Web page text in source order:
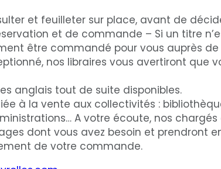
et feuilleter sur place, avant de
et de commande – Si un titre
être commandé pour vous auprès de
nos libraires vous avertiront que
anglais tout de suite disponibles.
à la vente aux collectivités :
A votre écoute, nos
dont vous avez besoin et prendront
de votre commande.